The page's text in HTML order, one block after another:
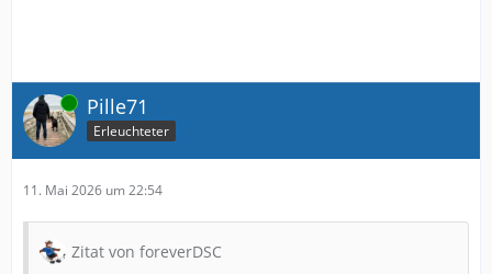
Online Pille71
Erleuchteter
11. Mai 2026 um 22:54
Zitat von foreverDSC